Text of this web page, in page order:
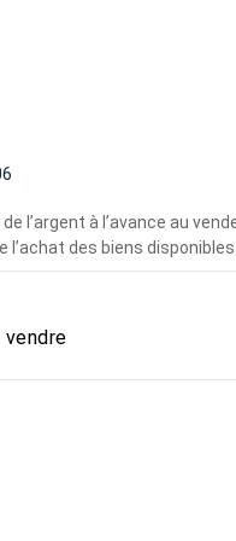
de l’argent à l’avance au
l’achat des biens disponibles